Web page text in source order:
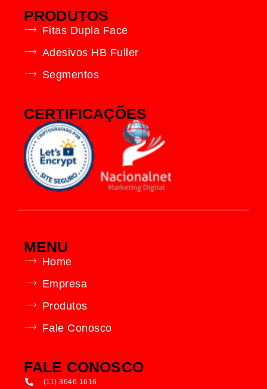
PRODUTOS
Fitas Dupla Face
Adesivos HB Fuller
Segmentos
CERTIFICAÇÕES
MENU
Home
Empresa
Produtos
Fale Conosco
FALE CONOSCO
(11) 3646.1616